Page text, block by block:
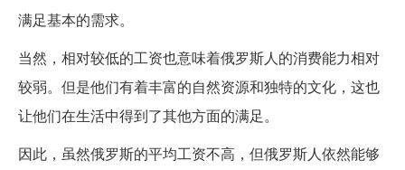
满足基本的需求。
当然，相对较低的工资也意味着俄罗斯人的消费能力相对
较弱。但是他们有着丰富的自然资源和独特的文化，这也
让他们在生活中得到了其他方面的满足。
因此，虽然俄罗斯的平均工资不高，但俄罗斯人依然能够